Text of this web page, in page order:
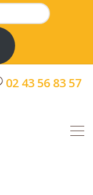
02 43 56 83 57